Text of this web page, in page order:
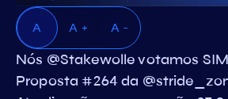
A A + A -
Nós @Stakewolle votamos
Proposta #264 da